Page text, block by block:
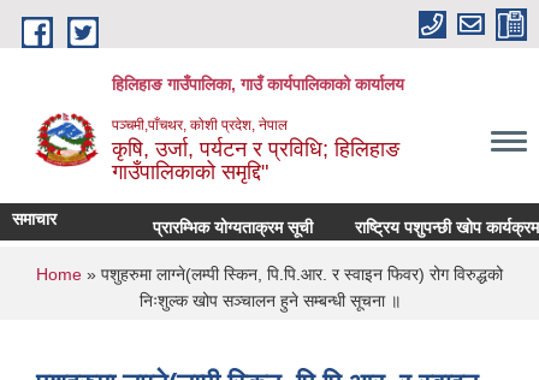
Skip to main content
हिलिहाङ गाउँपालिका, गाउँ कार्यपालिकाको कार्यालय
पञ्चमी,पाँचथर, कोशी प्रदेश, नेपाल
कृषि, उर्जा, पर्यटन र प्रविधि; हिलिहाङ
गाउँपालिकाको समृद्दि"
समाचार प्रारम्भिक योग्यताक्रम सूची राष्ट्रिय पशुपन्छी खोप
You are here
Home » पशुहरुमा लाग्ने(लम्पी स्किन, पि.पि.आर. र स्वाइन फिवर) रोग विरुद्धको
निःशुल्क खोप सञ्चालन हुने सम्बन्धी सूचना ॥